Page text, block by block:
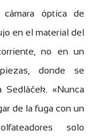
óptica de
en el material del
no en un
donde se
Sedláček. «Nunca
de la fuga con un
solo